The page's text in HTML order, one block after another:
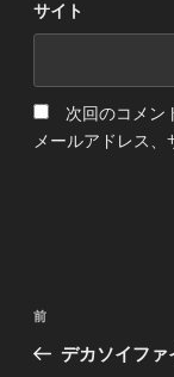
サイト
次回のコメン
メールアドレス、
投
前
の
前
デカソイファ